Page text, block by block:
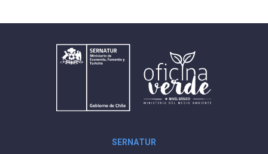
SERNATUR